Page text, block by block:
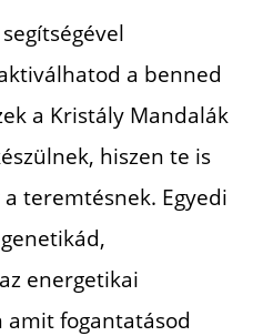
a benned
a Kristály Mandalák
hiszen te is
teremtésnek. Egyedi
energetikai
fogantatásod